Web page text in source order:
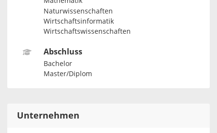
Naturwissenschaften
Wirtschaftsinformatik
Wirtschaftswissenschaften
Abschluss
Bachelor
Master/Diplom
Unternehmen